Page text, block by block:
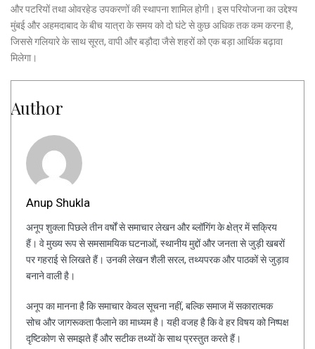
और पटरियों तथा ओवरहेड उपकरणों की स्थापना शामिल होगी। इस परियोजना का उद्देश्य
मुंबई और अहमदाबाद के बीच यात्रा के समय को दो घंटे से कुछ अधिक तक कम करना है,
जिससे गलियारे के साथ सूरत, वापी और बड़ौदा जैसे शहरों को एक बड़ा आर्थिक बढ़ावा
मिलेगा।
Author
Anup Shukla
अनूप शुक्ला पिछले तीन वर्षों से समाचार लेखन और ब्लॉगिंग के क्षेत्र में सक्रिय
हैं। वे मुख्य रूप से समसामयिक घटनाओं, स्थानीय मुद्दों और जनता से जुड़ी खबरों
पर गहराई से लिखते हैं। उनकी लेखन शैली सरल, तथ्यपरक और पाठकों से जुड़ाव
बनाने वाली है।
अनूप का मानना है कि समाचार केवल सूचना नहीं, बल्कि समाज में सकारात्मक
सोच और जागरूकता फैलाने का माध्यम है। यही वजह है कि वे हर विषय को निष्पक्ष
दृष्टिकोण से समझते हैं और सटीक तथ्यों के साथ प्रस्तुत करते हैं।